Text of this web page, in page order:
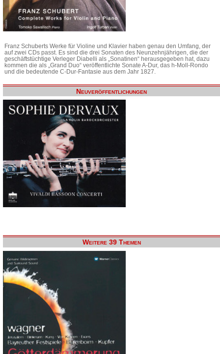
Franz Schuberts Werke für Violine und Klavier haben genau den Umfang, der
auf zwei CDs passt. Es sind die drei Sonaten des Neunzehnjährigen, die der
geschäftstüchtige Verleger Diabelli als „Sonatinen“ herausgegeben hat, dazu
kommen die als „Grand Duo“ veröffentlichte Sonate A-Dur, das h-Moll-Rondo
und die bedeutende C-Dur-Fantasie aus dem Jahr 1827.
Neuveröffentlichungen
Weitere 39 Themen